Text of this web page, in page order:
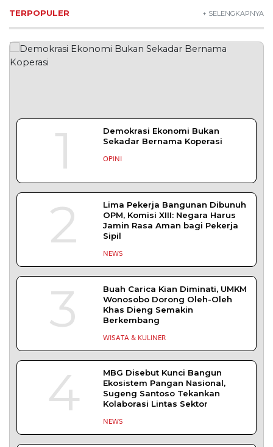
TERPOPULER + SELENGKAPNYA
1
Demokrasi Ekonomi Bukan
Sekadar Bernama Koperasi
OPINI
2
Lima Pekerja Bangunan Dibunuh
OPM, Komisi XIII: Negara Harus
Jamin Rasa Aman bagi Pekerja
Sipil
NEWS
3
Buah Carica Kian Diminati, UMKM
Wonosobo Dorong Oleh-Oleh
Khas Dieng Semakin
Berkembang
WISATA & KULINER
4
MBG Disebut Kunci Bangun
Ekosistem Pangan Nasional,
Sugeng Santoso Tekankan
Kolaborasi Lintas Sektor
NEWS